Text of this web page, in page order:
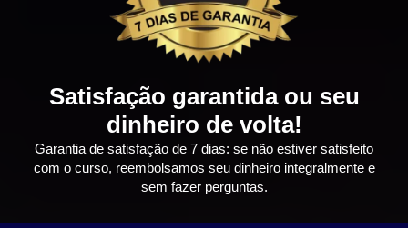
Satisfação garantida ou seu
dinheiro de volta!
Garantia de satisfação de 7 dias: se não estiver satisfeito
com o curso, reembolsamos seu dinheiro integralmente e
sem fazer perguntas.